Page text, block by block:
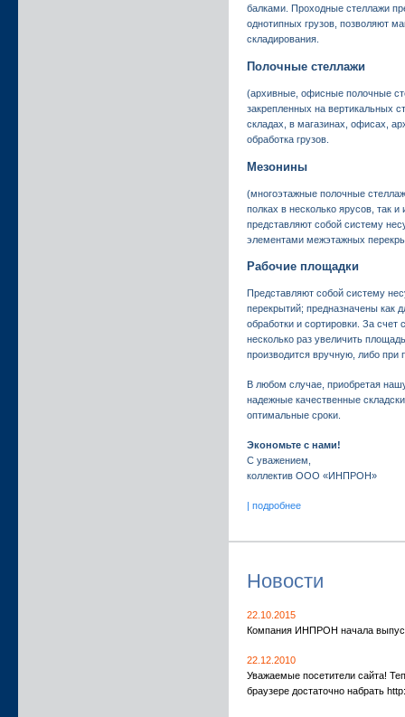
балками. Проходные стеллажи
однотипных грузов, позволяют
складирования.
Полочные стеллажи
(архивные, офисные полочные
закрепленных на вертикальных
складах, в магазинах, офисах,
обработка грузов.
Мезонины
(многоэтажные полочные
полках в несколько ярусов, так
представляют собой систему
элементами межэтажных
Рабочие площадки
Представляют собой систему
перекрытий; предназначены как
обработки и сортировки. За
несколько раз увеличить
производится вручную, либо при
В любом случае, приобретая
надежные качественные
оптимальные сроки.
Экономьте с нами!
С уважением,
коллектив ООО «ИНПРОН»
| подробнее
Новости
22.10.2015
Компания ИНПРОН начала
22.12.2010
Уважаемые посетители сайта!
браузере достаточно набрать